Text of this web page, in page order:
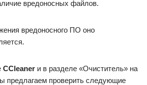
вредоносных файлов.
вредоносного ПО оно
CCleaner и в разделе «Очиститель» на
предлагаем проверить следующие